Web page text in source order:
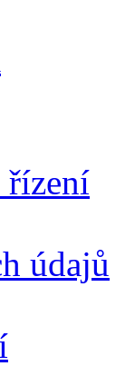
řízení
údajů